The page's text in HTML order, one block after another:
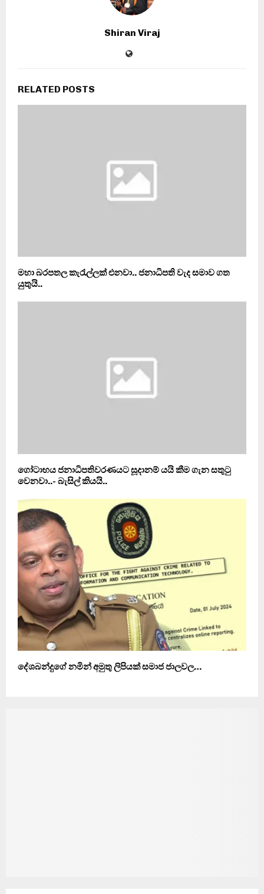
Shiran Viraj
RELATED POSTS
මහා බරපතල කැරැල්ලක් එනවා.. ජනාධිපති වැද සමාව ගත
යුතුයි..
ගෝටාභය ජනාධිපතිවරණයට සූදානම් යයි කීම ගැන සතුටු
වෙනවා..- බැසිල් කියයි..
දේශබන්දුගේ නමින් අමුතු ලිපියක් සමාජ ජාලවල…